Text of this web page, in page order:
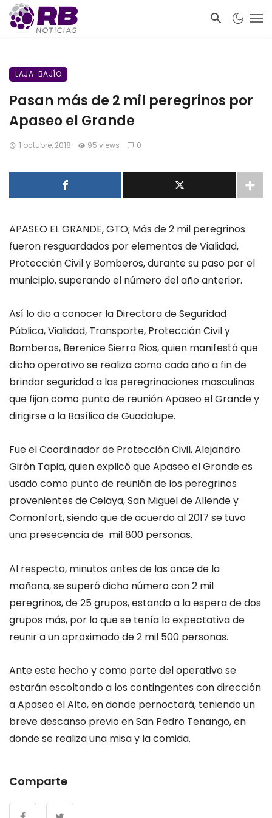
LAJA-BAJÍO
Pasan más de 2 mil peregrinos por
Apaseo el Grande
1 octubre, 2018 95 views 0
APASEO EL GRANDE, GTO; Más de 2 mil peregrinos
fueron resguardados por elementos de Vialidad,
Protección Civil y Bomberos, durante su paso por el
municipio, superando el número del año anterior.
Así lo dio a conocer la Directora de Seguridad
Pública, Vialidad, Transporte, Protección Civil y
Bomberos, Berenice Sierra Rios, quien manifestó que
dicho operativo se realiza como cada año a fin de
brindar seguridad a las peregrinaciones masculinas
que fijan como punto de reunión Apaseo el Grande y
dirigirse a la Basílica de Guadalupe.
Fue el Coordinador de Protección Civil, Alejandro
Girón Tapia, quien explicóque Apaseo el Grande es
usado como punto de reunión de los peregrinos
provenientes de Celaya, San Miguel de Allende y
Comonfort, siendo que de acuerdo al 2017 se tuvo
una presecencia de mil 800 personas.
Al respecto, minutos antes de las once de la
mañana, se superó dicho número con 2 mil
peregrinos, de 25 grupos, estando a la espera de dos
grupos más, por lo que se tenía la expectativa de
reunir a un aproximado de 2 mil 500 personas.
Ante este hecho y como parte del operativo se
estarán escoltando a los contingentes con dirección
a Apaseo el Alto, en donde pernoctará, teniendo un
breve descanso previo en San Pedro Tenango, en
donde se realiza una misa y la comida.
Comparte